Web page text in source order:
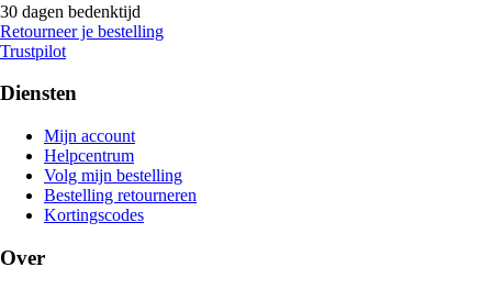
30 dagen bedenktijd
Retourneer je bestelling
Trustpilot
Diensten
Mijn account
Helpcentrum
Volg mijn bestelling
Bestelling retourneren
Kortingscodes
Over